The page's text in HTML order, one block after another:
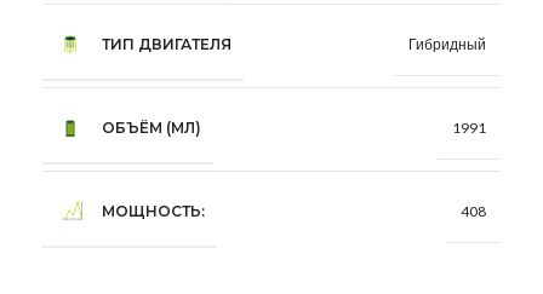
ТИП ДВИГАТЕЛЯ Гибридный
ОБЪЁМ (МЛ) 1991
МОЩНОСТЬ: 408